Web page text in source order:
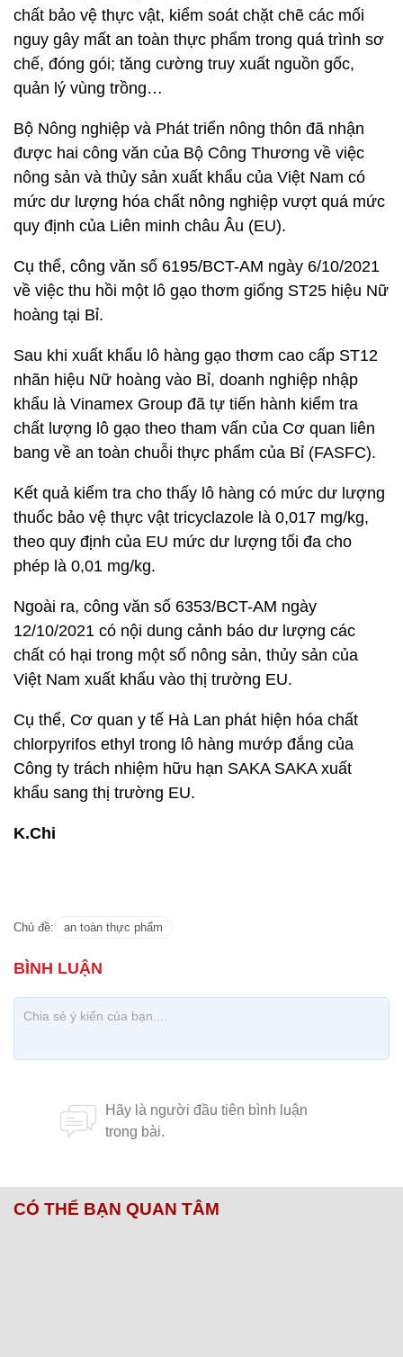
chất bảo vệ thực vật, kiểm soát chặt chẽ các mối
nguy gây mất an toàn thực phẩm trong quá trình sơ
chế, đóng gói; tăng cường truy xuất nguồn gốc,
quản lý vùng trồng…
Bộ Nông nghiệp và Phát triển nông thôn đã nhận
được hai công văn của Bộ Công Thương về việc
nông sản và thủy sản xuất khẩu của Việt Nam có
mức dư lượng hóa chất nông nghiệp vượt quá mức
quy định của Liên minh châu Âu (EU).
Cụ thể, công văn số 6195/BCT-AM ngày 6/10/2021
về việc thu hồi một lô gạo thơm giống ST25 hiệu Nữ
hoàng tại Bỉ.
Sau khi xuất khẩu lô hàng gạo thơm cao cấp ST12
nhãn hiệu Nữ hoàng vào Bỉ, doanh nghiệp nhập
khẩu là Vinamex Group đã tự tiến hành kiểm tra
chất lượng lô gạo theo tham vấn của Cơ quan liên
bang về an toàn chuỗi thực phẩm của Bỉ (FASFC).
Kết quả kiểm tra cho thấy lô hàng có mức dư lượng
thuốc bảo vệ thực vật tricyclazole là 0,017 mg/kg,
theo quy định của EU mức dư lượng tối đa cho
phép là 0,01 mg/kg.
Ngoài ra, công văn số 6353/BCT-AM ngày
12/10/2021 có nội dung cảnh báo dư lượng các
chất có hại trong một số nông sản, thủy sản của
Việt Nam xuất khẩu vào thị trường EU.
Cụ thể, Cơ quan y tế Hà Lan phát hiện hóa chất
chlorpyrifos ethyl trong lô hàng mướp đắng của
Công ty trách nhiệm hữu hạn SAKA SAKA xuất
khẩu sang thị trường EU.
K.Chi
Chủ đề: an toàn thực phẩm
CÓ THỂ BẠN QUAN TÂM